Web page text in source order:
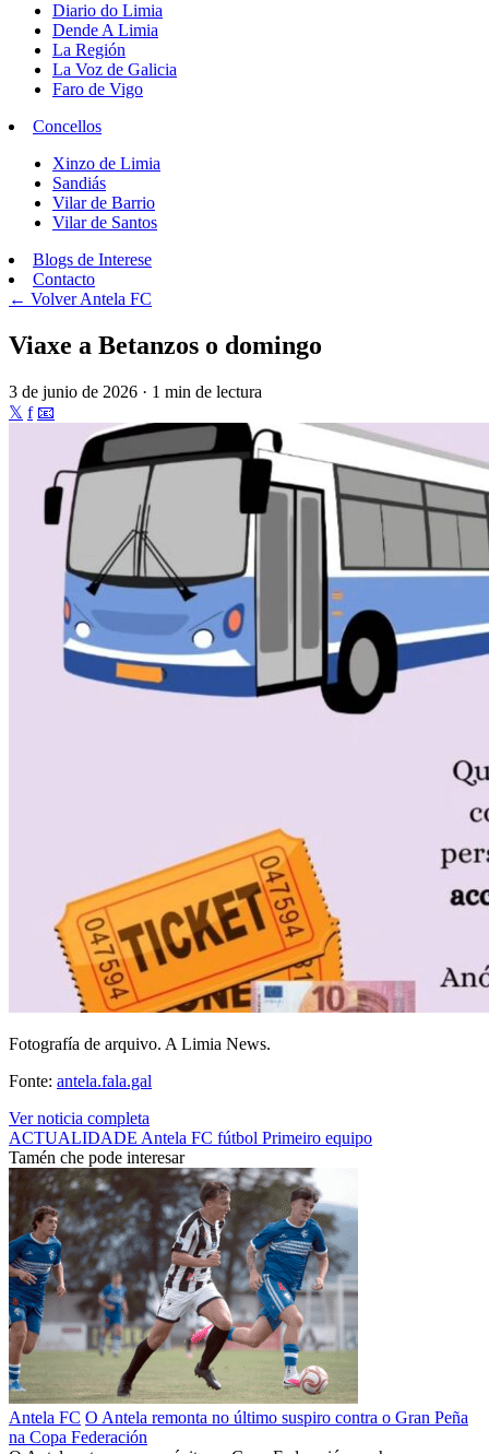
Diario do Limia
Dende A Limia
La Región
La Voz de Galicia
Faro de Vigo
Concellos
Xinzo de Limia
Sandiás
Vilar de Barrio
Vilar de Santos
Blogs de Interese
Contacto
← VolverAntela FC
Viaxe a Betanzos o domingo
3 de junio de 2026 · 1 min de lectura
𝕏 f 📧
Fotografía de arquivo. A Limia News.
Fonte: antela.fala.gal
Ver noticia completa
ACTUALIDADE Antela FC fútbol Primeiro equipo
Tamén che pode interesar
Antela FC O Antela remonta no último suspiro contra o Gran Peña
na Copa Federación